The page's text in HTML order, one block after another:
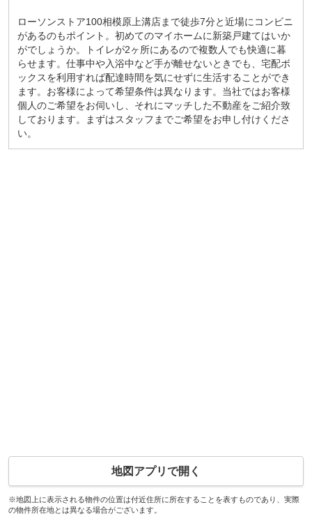
ローソンストア100相模原上溝店まで徒歩7分と近場にコンビニ
があるのもポイント。初めてのマイホームに新築戸建てはいか
がでしょうか。トイレが2ヶ所にあるので複数人でも快適に暮
らせます。仕事中や入浴中など手が離せないときでも、宅配ボ
ックスを利用すれば配達時間を気にせずに生活することができ
ます。お客様によって希望条件は異なります。当社ではお客様
個人のご希望をお伺いし、それにマッチした不動産をご紹介致
しております。まずはスタッフまでご希望をお申し付けくださ
い。
地図アプリで開く
※地図上に表示される物件の位置は付近住所に所在することを表すものであり、実際
の物件所在地とは異なる場合がございます。